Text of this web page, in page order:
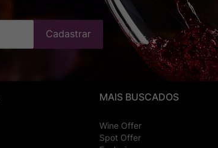
Cadastrar
MAIS BUSCADOS
Wine Offer
Spot Offer